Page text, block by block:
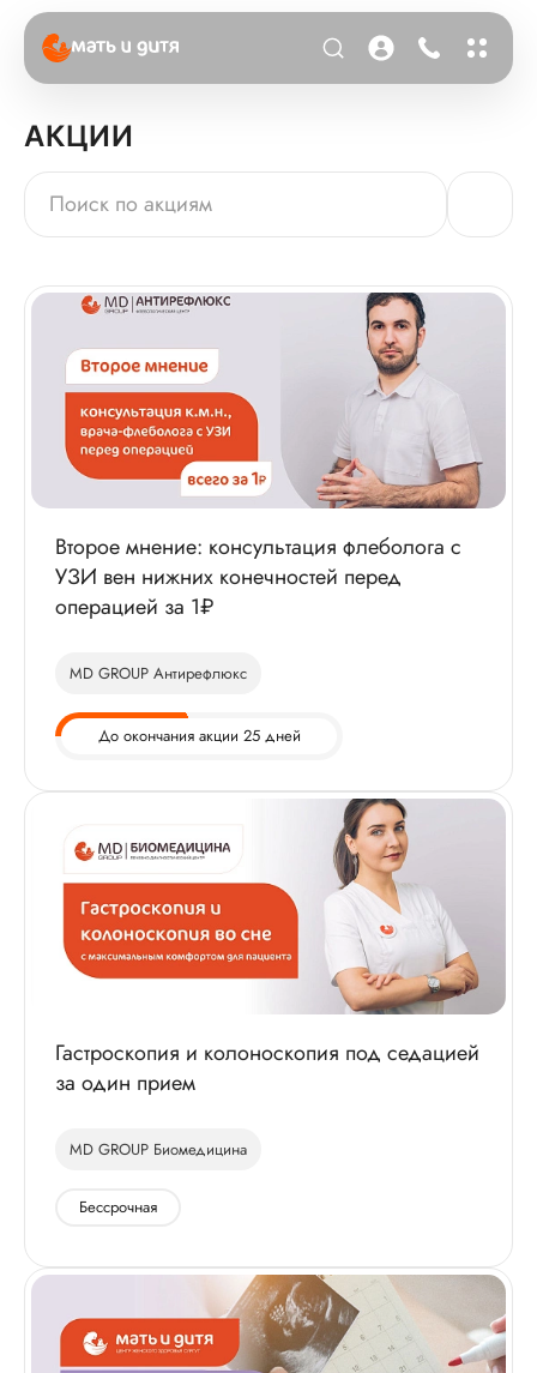
АКЦИИ
Второе мнение: консультация флеболога с
УЗИ вен нижних конечностей перед
операцией за 1₽
MD GROUP Антирефлюкс
До окончания акции 25 дней
Гастроскопия и колоноскопия под седацией
за один прием
MD GROUP Биомедицина
Бессрочная